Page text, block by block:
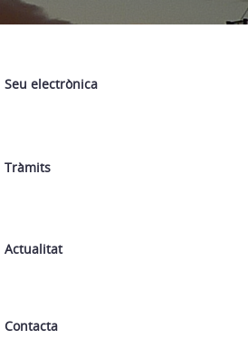
Seu electrònica
Tràmits
Actualitat
Contacta